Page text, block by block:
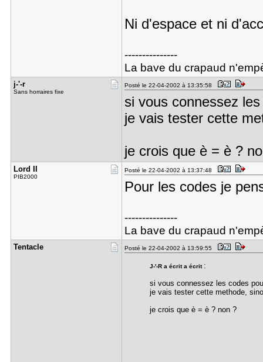
Ni d'espace et ni
---------------
La bave du crapaud
j-'-r
Sans horraires fixe
Posté le 22-04-2002 à 13:35:58
si vous connessez
je vais tester cette
je crois que è = è ?
Lord II
PIB2000
Posté le 22-04-2002 à 13:37:48
Pour les codes je
---------------
La bave du crapaud
Tentacle Posté le 22-04-2002 à 13:59:55
J-'-R a écrit a écrit :
si vous connessez les codes
je vais tester cette methode,
je crois que è = è ? non ?